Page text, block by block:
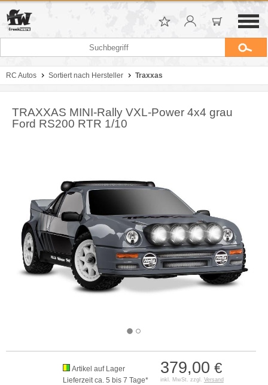
RC Autos Sortiert nach Hersteller Traxxas
TRAXXAS MINI-Rally VXL-Power 4x4 grau
Ford RS200 RTR 1/10
379,00 €
inkl. MwSt. zzgl. Versand
Artikel auf Lager
Lieferzeit ca. 5 bis 7 Tage*